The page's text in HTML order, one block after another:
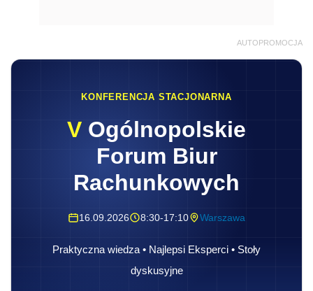
AUTOPROMOCJA
KONFERENCJA STACJONARNA
V Ogólnopolskie
Forum Biur
Rachunkowych
16.09.2026 8:30-17:10 Warszawa
Praktyczna wiedza • Najlepsi Eksperci • Stoły
dyskusyjne